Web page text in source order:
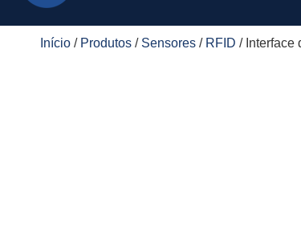
Início / Produtos / Sensores / RFID / Interface